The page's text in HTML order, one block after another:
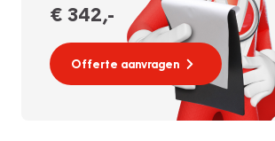
€ 342,-
Offerte aanvragen